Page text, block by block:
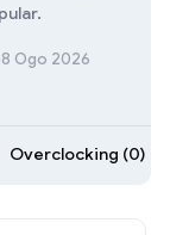
Ogo 2026
Overclocking (0)